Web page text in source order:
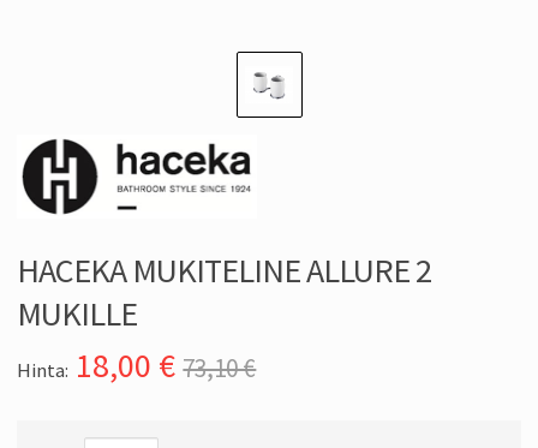
HACEKA MUKITELINE ALLURE 2
MUKILLE
Hinta: 18,00 € 73,10 €